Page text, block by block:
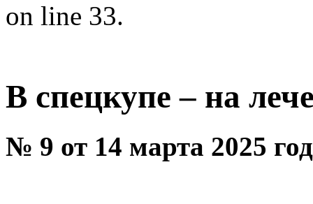
on line 33.
В спецкупе – на
№ 9 от 14 марта 2025